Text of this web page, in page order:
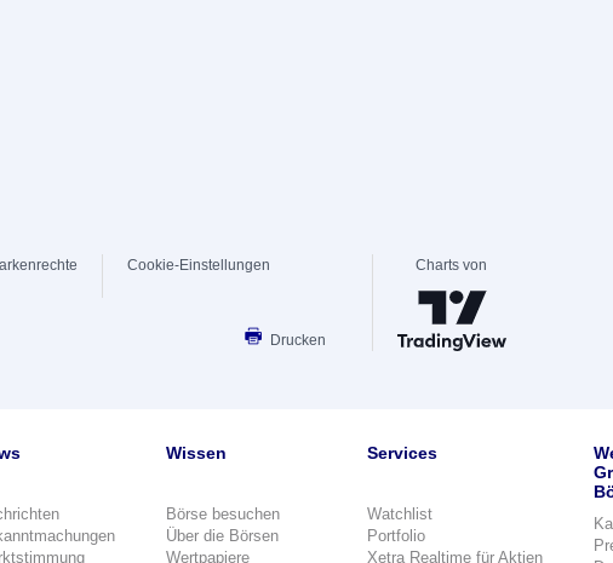
Cookie-Einstellungen
Drucken
Charts von
Wissen
Börse besuchen
Über die Börsen
Wertpapiere
Services
Watchlist
Portfolio
Xetra Realtime für Aktien